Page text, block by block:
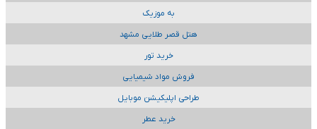
به موزیک
هتل قصر طلایی مشهد
خرید تور
فروش مواد شیمیایی
طراحی اپلیکیشن موبایل
خرید عطر